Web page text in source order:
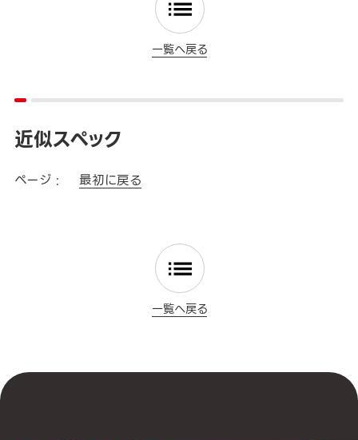
一覧へ戻る
近似スペック
ページ : 最初に戻る
一覧へ戻る